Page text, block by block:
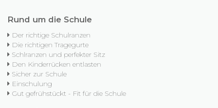
Rund um die Schule
Der richtige Schulranzen
Die richtigen Tragegurte
Schlranzen und perfekter Sitz
Den Kinderrücken entlasten
Sicher zur Schule
Einschulung
Gut gefrühstückt - Fit für die Schule